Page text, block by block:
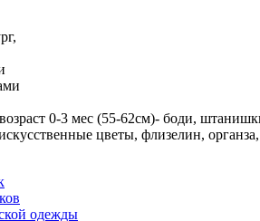
,
0-3 мес (55-62см)- боди,
цветы, флизелин,
одежды